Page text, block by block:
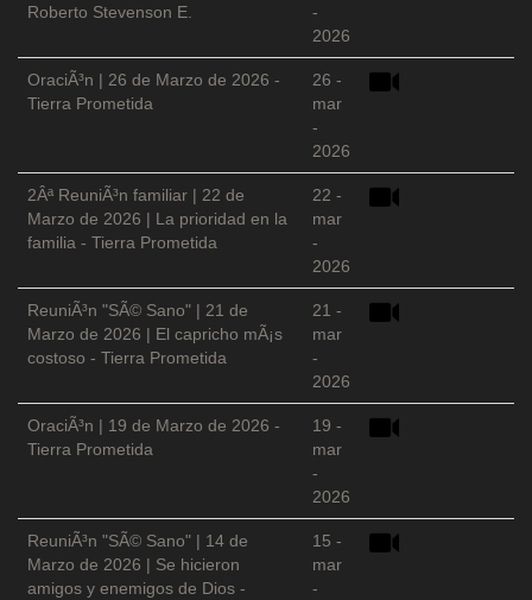
Roberto Stevenson E.
-
2026
OraciÃ³n | 26 de Marzo de 2026 -
Tierra Prometida
26 -
mar
-
2026
2Âª ReuniÃ³n familiar | 22 de
Marzo de 2026 | La prioridad en la
familia - Tierra Prometida
22 -
mar
-
2026
ReuniÃ³n "SÃ© Sano" | 21 de
Marzo de 2026 | El capricho mÃ¡s
costoso - Tierra Prometida
21 -
mar
-
2026
OraciÃ³n | 19 de Marzo de 2026 -
Tierra Prometida
19 -
mar
-
2026
ReuniÃ³n "SÃ© Sano" | 14 de
Marzo de 2026 | Se hicieron
amigos y enemigos de Dios -
15 -
mar
-